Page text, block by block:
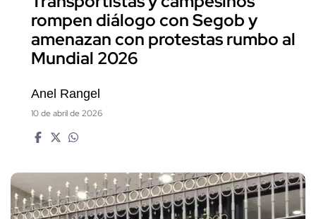
rompen diálogo con Segob y
amenazan con protestas rumbo al
Mundial 2026
Anel Rangel
10 de abril de 2026